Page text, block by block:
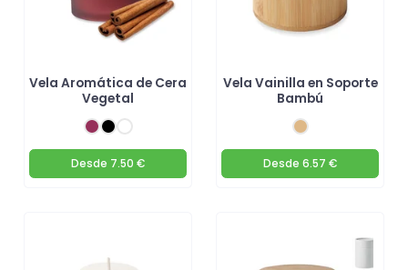
Vela Aromática de Cera
Vegetal
Desde 7.50 €
Vela Vainilla en Soporte
Bambú
Desde 6.57 €